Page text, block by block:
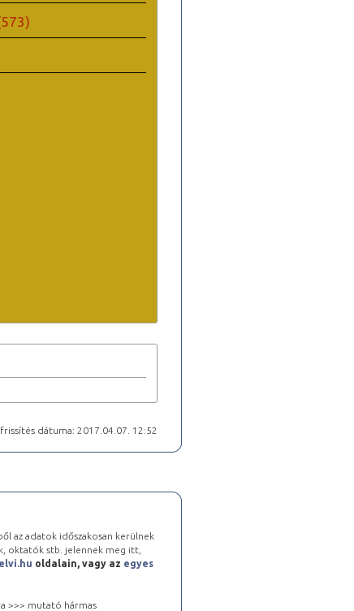
dátuma: 2017.04.07. 12:52
az adatok időszakosan kerülnek
oktatók stb. jelennek meg itt,
oldalain, vagy az egyes
>>> mutató hármas